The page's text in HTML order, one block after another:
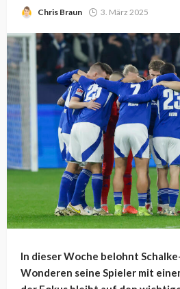
Chris Braun 3. März 2025
In dieser Woche belohnt
Wonderen seine Spieler mit